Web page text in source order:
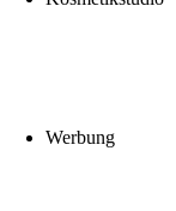
Werbung